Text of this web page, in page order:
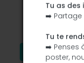
Ce
J'ajoute le
Tu as des
➡️ Partage
Tu te
➡️ Penses
poster,